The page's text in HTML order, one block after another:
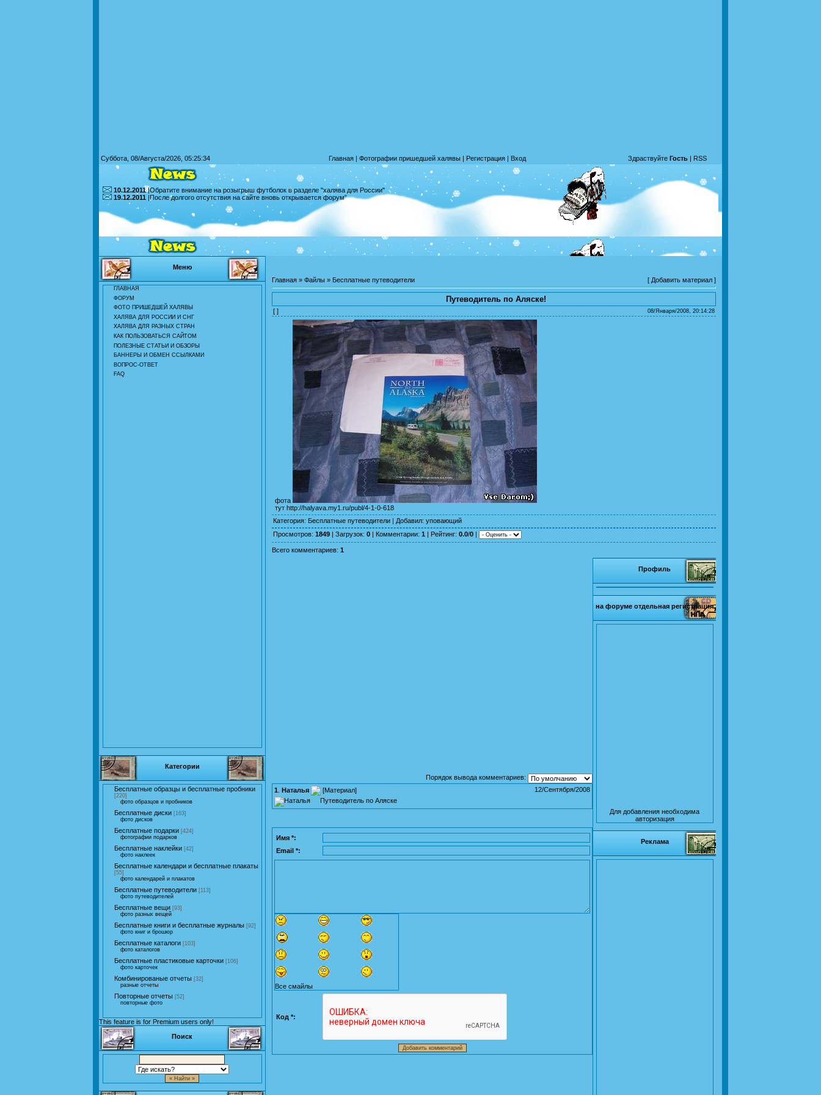
Суббота, 08/Августа/2026, 05:25:34 Главная | Фотографии пришедшей халявы | Регистрация | Вход Здраствуйте Гость | RSS
10.12.2011|Обратите внимание на розыгрыш футболок в разделе "халява для России"
19.12.2011 |После долгого отсутствия на сайте вновь открывается форум"
Меню
ГЛАВНАЯ
ФОРУМ
ФОТО ПРИШЕДШЕЙ ХАЛЯВЫ
ХАЛЯВА ДЛЯ РОССИИ И СНГ
ХАЛЯВА ДЛЯ РАЗНЫХ СТРАН
КАК ПОЛЬЗОВАТЬСЯ САЙТОМ
ПОЛЕЗНЫЕ СТАТЬИ И ОБЗОРЫ
БАННЕРЫ И ОБМЕН ССЫЛКАМИ
ВОПРОС-ОТВЕТ
FAQ
Категории
Бесплатные образцы и бесплатные пробники
[220]
фото образцов и пробников
Бесплатные диски [163]
фото дисков
Бесплатные подарки [424]
фотографии подарков
Бесплатные наклейки [42]
фото наклеек
Бесплатные календари и бесплатные плакаты
[55]
фото календарей и плакатов
Бесплатные путеводители [113]
фото путеводителей
Бесплатные вещи [93]
фото разных вещей
Бесплатные книги и бесплатные журналы [92]
фото книг и брошюр
Бесплатные каталоги [103]
фото каталогов
Бесплатные пластиковые карточки [106]
фото карточек
Комбинированые отчеты [32]
разные отчеты
Повторные отчеты [52]
повторные фото
This feature is for Premium users only!
Поиск
Главная » Файлы » Бесплатные путеводители [ Добавить материал ]
Путеводитель по Аляске!
[ ] 08/Января/2008, 20:14:28
фота
тут http://halyava.my1.ru/publ/4-1-0-618
Категория: Бесплатные путеводители | Добавил: уповающий
Просмотров: 1849 | Загрузок: 0 | Комментарии: 1 | Рейтинг: 0.0/0 |
Всего комментариев: 1
Порядок вывода комментариев:
12/Сентября/2008
1 Наталья [Материал]
Путеводитель по Аляске
Имя *:
Email *:
Все смайлы
Код *:
Профиль
на форуме отдельная регистрация
Для добавления необходима
авторизация
Реклама